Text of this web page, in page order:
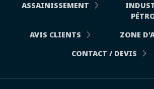
ASSAINISSEMENT
AVIS CLIENTS
ZONE
CONTACT / DEVIS